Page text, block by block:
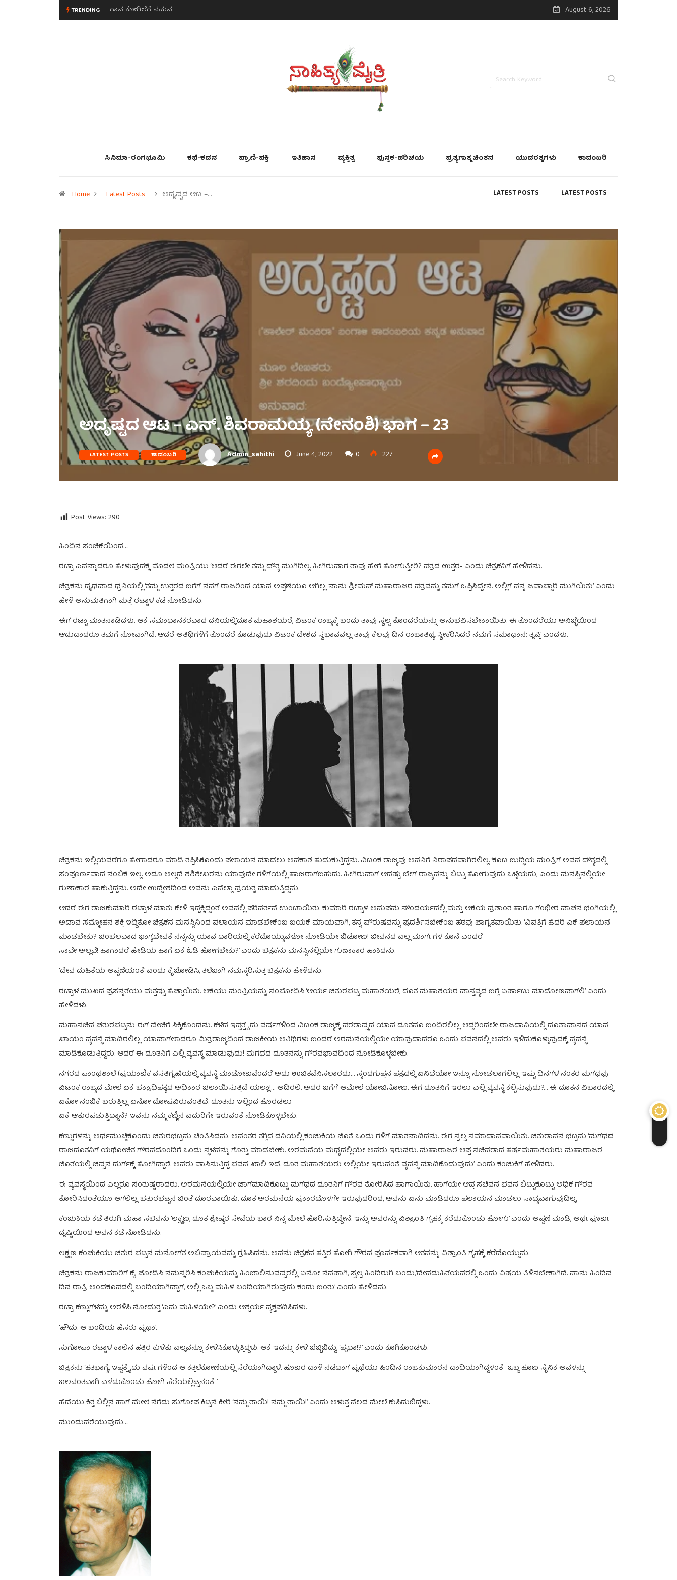
TRENDING ಮನಸಿನ ಸವಿಭಾವ August 6, 2026
ಸಿನಿಮಾ-ರಂಗಭೂಮಿ ಕಥೆ-ಕವನ ಪ್ರಾಣಿ-ಪಕ್ಷಿ ಇತಿಹಾಸ ವ್ಯಕ್ತಿತ್ವ ಪುಸ್ತಕ-ಪರಿಚಯ ಪ್ರತ್ಯಗಾತ್ಮ ಚಿಂತನ ಯುವರತ್ನಗಳು ಕಾದಂಬರಿ
LATEST POSTS LATEST POSTS
Home Latest Posts ಅದೃಷ್ಟದ ಆಟ –…
ಅದೃಷ್ಟದ ಆಟ – ಎನ್. ಶಿವರಾಮಯ್ಯ (ನೇನಂಶಿ) ಭಾಗ – 23
LATEST POSTS ಕಾದಂಬರಿ Admin_sahithi June 4, 2022 0 227
Post Views: 290
ಹಿಂದಿನ ಸಂಚಿಕೆಯಿಂದ….
ರಟ್ಟಾ ಏನನ್ನಾದರೂ ಹೇಳುವುದಕ್ಕೆ ಮೊದಲೆ ಮಂತ್ರಿಯು ‘ಆದರೆ ಈಗಲೇ ತಮ್ಮ ದೌತ್ಯ ಮುಗಿದಿಲ್ಲ. ಹೀಗಿರುವಾಗ ತಾವು ಹೇಗೆ ಹೋಗುತ್ತೀರಿ? ಪತ್ರದ ಉತ್ತರ- ಎಂದು ಚಿತ್ರಕನಿಗೆ ಹೇಳಿದನು.
ಚಿತ್ರಕನು ದೃಢವಾದ ಧ್ವನಿಯಲ್ಲಿ ‘ತಮ್ಮ ಉತ್ತರದ ಬಗೆಗೆ ನನಗೆ ರಾಜರಿಂದ ಯಾವ ಅಪ್ಪಣೆಯೂ ಆಗಿಲ್ಲ. ನಾನು ಶ್ರೀಮನ್ ಮಹಾರಾಜರ ಪತ್ರವನ್ನು ತಮಗೆ ಒಪ್ಪಿಸಿದ್ದೇನೆ. ಅಲ್ಲಿಗೆ ನನ್ನ ಜವಾಬ್ದಾರಿ ಮುಗಿಯಿತು’ ಎಂದು
ಹೇಳಿ ಅನುಮತಿಗಾಗಿ ಮತ್ತೆ ರಟ್ಟಾಳ ಕಡೆ ನೋಡಿದನು.
ಈಗ ರಟ್ಟಾ ಮಾತನಾಡಿದಳು. ಆಕೆ ಸಮಾಧಾನಕರವಾದ ದನಿಯಲ್ಲಿ‘ದೂತ ಮಹಾಶಯರೆ, ವಿಟಂಕ ರಾಜ್ಯಕ್ಕೆ ಬಂದು ತಾವು ಸ್ವಲ್ಪ ತೊಂದರೆಯನ್ನು ಅನುಭವಿಸಬೇಕಾಯಿತು. ಈ ತೊಂದರೆಯು ಅನಿಚ್ಛೆಯಿಂದ
ಆದುದಾದರೂ ತಮಗೆ ನೋವಾಗಿದೆ. ಆದರೆ ಅತಿಥಿಗಳಿಗೆ ತೊಂದರೆ ಕೊಡುವುದು ವಿಟಂಕ ದೇಶದ ಸ್ವಭಾವವಲ್ಲ. ತಾವು ಕೆಲವು ದಿನ ರಾಜಾತಿಥ್ಯ ಸ್ವೀಕರಿಸಿದರೆ ನಮಗೆ ಸಮಾಧಾನ; ತೃಪ್ತಿ’ ಎಂದಳು.
ಚಿತ್ರಕನು ಇಲ್ಲಿಯವರೆಗೂ ಹೇಗಾದರೂ ಮಾಡಿ ತಪ್ಪಿಸಿಕೊಂಡು ಪಲಾಯನ ಮಾಡಲು ಅವಕಾಶ ಹುಡುಕುತ್ತಿದ್ದನು. ವಿಟಂಕ ರಾಜ್ಯವು ಅವನಿಗೆ ನಿರಾಪದವಾಗಿರಲಿಲ್ಲ. ‘ಕೂಟ ಬುದ್ಧಿಯ ಮಂತ್ರಿಗೆ ಅವನ ದೌತ್ಯದಲ್ಲಿ
ಸಂಪೂರ್ಣವಾದ ನಂಬಿಕೆ ಇಲ್ಲ. ಅದೂ ಅಲ್ಲದೆ ಶಶಿಶೇಖರನು ಯಾವುದೇ ಗಳಿಗೆಯಲ್ಲಿ ಹಾಜರಾಗಬಹುದು. ಹೀಗಿರುವಾಗ ಆದಷ್ಟು ಬೇಗ ರಾಜ್ಯವನ್ನು ಬಿಟ್ಟು ಹೋಗುವುದು ಒಳ್ಳೆಯದು, ಎಂದು ಮನಸ್ಸಿನಲ್ಲಿಯೇ
ಗುಣಾಕಾರ ಹಾಕುತ್ತಿದ್ದನು. ಅದೇ ಉದ್ದೇಶದಿಂದ ಅವನು ಏನೆಲ್ಲಾ ಪ್ರಯತ್ನ ಮಾಡುತ್ತಿದ್ದನು.
ಆದರೆ ಈಗ ರಾಜಕುಮಾರಿ ರಟ್ಟಾಳ ಮಾತು ಕೇಳಿ ಇದ್ದಕ್ಕಿದ್ದಂತೆ ಅವನಲ್ಲಿ ಪರಿವರ್ತನೆ ಉಂಟಾಯಿತು. ಕುಮಾರಿ ರಟ್ಟಾಳ ಅನುಪಮ ಸೌಂದರ್ಯದಲ್ಲಿ ಮತ್ತು ಆಕೆಯ ಪ್ರಶಾಂತ ಹಾಗೂ ಗಂಭೀರ ವಾಚನ ಭಂಗಿಯಲ್ಲಿ
ಅದಾವ ಸಮ್ಮೋಹನ ಶಕ್ತಿ ಇದ್ದಿತೋ ಚಿತ್ರಕನ ಮನಸ್ಸಿನಿಂದ ಪಲಾಯನ ಮಾಡಬೇಕೆಂಬ ಬಯಕೆ ಮಾಯವಾಗಿ, ತನ್ನ ಪೌರುಷವನ್ನು ಪ್ರದರ್ಶಿಸಬೇಕೆಂಬ ಹಠವು ಜಾಗೃತವಾಯಿತು. ‘ವಿಪತ್ತಿಗೆ ಹೆದರಿ ಏಕೆ ಪಲಾಯನ
ಮಾಡಬೇಕು? ಚಂಚಲವಾದ ಭಾಗ್ಯದೇವತೆ ನನ್ನನ್ನು ಯಾವ ದಾರಿಯಲ್ಲಿ ಕರೆದೊಯ್ಯುವಳೋ ನೋಡಿಯೇ ಬಿಡೋಣ! ಜೀವನದ ಎಲ್ಲ ಮಾರ್ಗಗಳ ಕೊನೆ ಎಂದರೆ
ಸಾವೇ ಅಲ್ಲವೆ! ಹಾಗಾದರೆ ಹೇಡಿಯ ಹಾಗೆ ಏಕೆ ಓಡಿ ಹೋಗಬೇಕು?’ ಎಂದು ಚಿತ್ರಕನು ಮನಸ್ಸಿನಲ್ಲಿಯೇ ಗುಣಾಕಾರ ಹಾಕಿದನು.
‘ದೇವ ದುಹಿತೆಯ ಅಪ್ಪಣೆಯಂತೆ’ ಎಂದು ಕೈಜೋಡಿಸಿ, ತಲೆಬಾಗಿ ನಮಸ್ಕರಿಸುತ್ತ ಚಿತ್ರಕನು ಹೇಳಿದನು.
ರಟ್ಟಾಳ ಮುಖದ ಪ್ರಸನ್ನತೆಯು ಮತ್ತಷ್ಟು ಹೆಚ್ಚಾಯಿತು. ಆಕೆಯು ಮಂತ್ರಿಯನ್ನು ಸಂಬೋಧಿಸಿ ‘ಆರ್ಯ ಚತುರಭಟ್ಟ ಮಹಾಶಯರೆ, ದೂತ ಮಹಾಶಯರ ವಾಸ್ತವ್ಯದ ಬಗ್ಗೆ ಏರ್ಪಾಟು ಮಾಡೋಣವಾಗಲಿ’ ಎಂದು
ಹೇಳಿದಳು.
ಮಹಾಸಚಿವ ಚತುರಭಟ್ಟನು ಈಗ ಪೇಚಿಗೆ ಸಿಕ್ಕಿಕೊಂಡನು. ಕಳೆದ ಇಪ್ಪತ್ತೈದು ವರ್ಷಗಳಿಂದ ವಿಟಂಕ ರಾಜ್ಯಕ್ಕೆ ಪರರಾಷ್ಟ್ರದ ಯಾವ ದೂತನೂ ಬಂದಿರಲಿಲ್ಲ. ಆದ್ದರಿಂದಲೇ ರಾಜಧಾನಿಯಲ್ಲಿ ದೂತಾವಾಸದ ಯಾವ
ಖಾಯಂ ವ್ಯವಸ್ಥೆ ಮಾಡಿರಲಿಲ್ಲ. ಯಾವಾಗಲಾದರೂ ಮಿತ್ರರಾಜ್ಯದಿಂದ ರಾಜಕೀಯ ಅತಿಥಿಗಳು ಬಂದರೆ ಅರಮನೆಯಲ್ಲಿಯೇ ಯಾವುದಾದರೂ ಒಂದು ಭವನದಲ್ಲಿ ಅವರು ಇಳಿದುಕೊಳ್ಳುವುದಕ್ಕೆ ವ್ಯವಸ್ಥೆ
ಮಾಡಿಕೊಡುತ್ತಿದ್ದರು. ಆದರೆ ಈ ದೂತನಿಗೆ ಎಲ್ಲಿ ವ್ಯವಸ್ಥೆ ಮಾಡುವುದು! ಮಗಧದ ದೂತನನ್ನು ಗೌರವಭಾವದಿಂದ ನೋಡಿಕೊಳ್ಳಬೇಕು.
ನಗರದ ಪಾಂಥಶಾಲೆ (ಪ್ರಯಾಣಿಕ ವಸತಿಗೃಹ)ಯಲ್ಲಿ ವ್ಯವಸ್ಥೆ ಮಾಡೋಣವೆಂದರೆ ಅದು ಉಚಿತವೆನಿಸಲಾರದು… ಸ್ಕಂದಗುಪ್ತನ ಪತ್ರದಲ್ಲಿ ಏನಿದೆಯೋ ಇನ್ನೂ ನೋಡಲಾಗಲಿಲ್ಲ. ಇಷ್ಟು ದಿನಗಳ ನಂತರ ಮಗಧವು
ವಿಟಂಕ ರಾಜ್ಯದ ಮೇಲೆ ಏಕೆ ಚಕ್ರಾಧಿಪತ್ಯದ ಅಧಿಕಾರ ಚಲಾಯಿಸುತ್ತಿದೆ ಯಲ್ಲಾ!… ಅದಿರಲಿ. ಅದರ ಬಗೆಗೆ ಆಮೇಲೆ ಯೋಚಿಸೋಣ. ಈಗ ದೂತನಿಗೆ ಇರಲು ಎಲ್ಲಿ ವ್ಯವಸ್ಥೆ ಕಲ್ಪಿಸುವುದು?… ಈ ದೂತನ ವಿಚಾರದಲ್ಲಿ
ಏಕೋ ನಂಬಿಕೆ ಬರುತ್ತಿಲ್ಲ. ಏನೋ ದೋಷವಿರುವಂತಿದೆ. ದೂತನು ಇಲ್ಲಿಂದ ಹೊರಡಲು
ಏಕೆ ಆತುರಪಡುತ್ತಿದ್ದಾನೆ? ಇವನು ನಮ್ಮ ಕಣ್ಣಿನ ಎದುರಿಗೇ ಇರುವಂತೆ ನೋಡಿಕೊಳ್ಳಬೇಕು.
ಕಣ್ಣುಗಳನ್ನು ಅರ್ಧಮುಚ್ಚಿಕೊಂಡು ಚತುರಭಟ್ಟನು ಚಿಂತಿಸಿದನು. ಅನಂತರ ತಗ್ಗಿದ ದನಿಯಲ್ಲಿ ಕಂಚುಕಿಯ ಜೊತೆ ಒಂದು ಗಳಿಗೆ ಮಾತನಾಡಿದನು. ಈಗ ಸ್ವಲ್ಪ ಸಮಾಧಾನವಾಯಿತು. ಚತುರಾನನ ಭಟ್ಟನು ‘ಮಗಧದ
ರಾಜದೂತನಿಗೆ ಯಥೋಚಿತ ಗೌರವದೊಂದಿಗೆ ಒಂದು ಸ್ಥಳವನ್ನು ಗೊತ್ತು ಮಾಡಬೇಕು. ಅರಮನೆಯ ಮಧ್ಯದಲ್ಲಿಯೇ ಅವರು ಇರುವರು. ಮಹಾರಾಜರ ಆಪ್ತ ಸಚಿವರಾದ ಹರ್ಷಮಹಾಶಯರು ಮಹಾರಾಜರ
ಜೊತೆಯಲ್ಲಿ ಚಷ್ಟನ ದುರ್ಗಕ್ಕೆ ಹೋಗಿದ್ದಾರೆ. ಅವರು ವಾಸಿಸುತ್ತಿದ್ದ ಭವನ ಖಾಲಿ ಇದೆ. ದೂತ ಮಹಾಶಯರು ಅಲ್ಲಿಯೇ ಇರುವಂತೆ ವ್ಯವಸ್ಥೆ ಮಾಡಿಕೊಡುವುದು’ ಎಂದು ಕಂಚುಕಿಗೆ ಹೇಳಿದರು.
ಈ ವ್ಯವಸ್ಥೆಯಿಂದ ಎಲ್ಲರೂ ಸಂತುಷ್ಟರಾದರು. ಅರಮನೆಯಲ್ಲಿಯೇ ಜಾಗಮಾಡಿಕೊಟ್ಟು ಮಗಧದ ದೂತನಿಗೆ ಗೌರವ ತೋರಿಸಿದ ಹಾಗಾಯಿತು. ಹಾಗೆಯೇ ಆಪ್ತ ಸಚಿವನ ಭವನ ಬಿಟ್ಟುಕೊಟ್ಟು ಅಧಿಕ ಗೌರವ
ತೋರಿಸಿದಂತೆಯೂ ಆಗಲಿಲ್ಲ. ಚತುರಭಟ್ಟನ ಚಿಂತೆ ದೂರವಾಯಿತು. ದೂತ ಅರಮನೆಯ ಪ್ರಕಾರದೊಳಗೇ ಇರುವುದರಿಂದ, ಅವನು ಏನು ಮಾಡಿದರೂ ಪಲಾಯನ ಮಾಡಲು ಸಾಧ್ಯವಾಗುವುದಿಲ್ಲ.
ಕಂಚುಕಿಯ ಕಡೆ ತಿರುಗಿ ಮಹಾ ಸಚಿವನು ‘ಲಕ್ಷ್ಮಣ, ದೂತ ಶ್ರೇಷ್ಠರ ಸೇವೆಯ ಭಾರ ನಿನ್ನ ಮೇಲೆ ಹೊರಿಸುತ್ತಿದ್ದೇನೆ. ಇನ್ನು ಅವರನ್ನು ವಿಶ್ರಾಂತಿ ಗೃಹಕ್ಕೆ ಕರೆದುಕೊಂಡು ಹೋಗು’ ಎಂದು ಅಪ್ಪಣೆ ಮಾಡಿ, ಅರ್ಥಪೂರ್ಣ
ದೃಷ್ಟಿಯಿಂದ ಅವನ ಕಡೆ ನೋಡಿದನು.
ಲಕ್ಷ್ಮಣ ಕಂಚುಕಿಯು ಚತುರ ಭಟ್ಟನ ಮನೋಗತ ಅಭಿಪ್ರಾಯವನ್ನು ಗ್ರಹಿಸಿದನು. ಅವನು ಚಿತ್ರಕನ ಹತ್ತಿರ ಹೋಗಿ ಗೌರವ ಪೂರ್ವಕವಾಗಿ ಆತನನ್ನು ವಿಶ್ರಾಂತಿ ಗೃಹಕ್ಕೆ ಕರೆದೊಯ್ದುನು.
ಚಿತ್ರಕನು ರಾಜಕುಮಾರಿಗೆ ಕೈ ಜೋಡಿಸಿ ನಮಸ್ಕರಿಸಿ ಕಂಚುಕಿಯನ್ನು ಹಿಂಬಾಲಿಸುವಷ್ಟರಲ್ಲಿ, ಏನೋ ನೆನಪಾಗಿ, ಸ್ವಲ್ಪ ಹಿಂದಿರುಗಿ ಬಂದು,‘ದೇವದುಹಿತೆಯವರಲ್ಲಿ ಒಂದು ವಿಷಯ ತಿಳಿಸಬೇಕಾಗಿದೆ. ನಾನು ಹಿಂದಿನ
ದಿನ ರಾತ್ರಿ ಅಂಧಕೂಪದಲ್ಲಿ ಬಂದಿಯಾಗಿದ್ದಾಗ, ಅಲ್ಲಿ ಒಬ್ಬ ಮಹಿಳೆ ಬಂದಿಯಾಗಿರುವುದು ಕಂಡು ಬಂತು’ ಎಂದು ಹೇಳಿದನು.
ರಟ್ಟಾ ಕಣ್ಣುಗಳನ್ನು ಅರಳಿಸಿ ನೋಡುತ್ತ ‘ಏನು ಮಹಿಳೆಯೇ?’ ಎಂದು ಆಶ್ಚರ್ಯ ವ್ಯಕ್ತಪಡಿಸಿದಳು.
‘ಹೌದು. ಆ ಬಂದಿಯ ಹೆಸರು ಪೃಥಾ’.
ಸುಗೋಪಾ ರಟ್ಟಾಳ ಕಾಲಿನ ಹತ್ತಿರ ಕುಳಿತು ಎಲ್ಲವನ್ನೂ ಕೇಳಿಸಿಕೊಳ್ಳುತ್ತಿದ್ದಳು. ಆಕೆ ಇದನ್ನು ಕೇಳಿ ಬೆಚ್ಚಿಬಿದ್ದು, ‘ಪೃಥಾ!?’ ಎಂದು ಕೂಗಿಕೊಂಡಳು.
ಚಿತ್ರಕನು ‘ಹತಭಾಗ್ಯೆ, ಇಪ್ಪತ್ತೈದು ವರ್ಷಗಳಿಂದ ಆ ಕತ್ತಲೆಕೋಣೆಯಲ್ಲಿ ಸೆರೆಯಾಗಿದ್ದಾಳೆ. ಹೂಣರ ದಾಳಿ ನಡೆದಾಗ ಪೃಥೆಯು ಹಿಂದಿನ ರಾಜಕುಮಾರನ ದಾದಿಯಾಗಿದ್ದಳಂತೆ- ಒಬ್ಬ ಹೂಣ ಸೈನಿಕ ಅವಳನ್ನು
ಬಲವಂತವಾಗಿ ಎಳೆದುಕೊಂಡು ಹೋಗಿ ಸೆರೆಯಲ್ಲಿಟ್ಟನಂತೆ-’
ಹೆದೆಯು ಕಿತ್ತ ಬಿಲ್ಲಿನ ಹಾಗೆ ಮೇಲೆ ನೆಗೆದು ಸುಗೋಪ ಕಿಟ್ಟನೆ ಕೀರಿ ‘ನಮ್ಮ ತಾಯಿ! ನಮ್ಮ ತಾಯಿ!’ ಎಂದು ಅಳುತ್ತ ನೆಲದ ಮೇಲೆ ಕುಸಿದುಬಿದ್ದಳು.
ಮುಂದುವರೆಯುವುದು….